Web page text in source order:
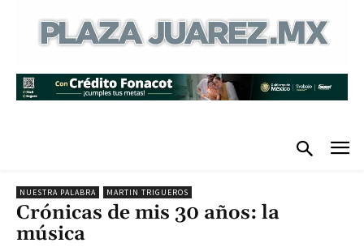
NUESTRA PALABRA MARTIN TRIGUEROS
Crónicas de mis 30 años: la
música